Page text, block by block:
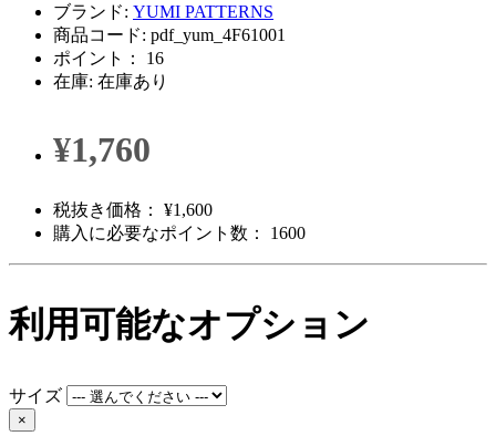
ブランド: YUMI PATTERNS
商品コード: pdf_yum_4F61001
ポイント： 16
在庫: 在庫あり
¥1,760
税抜き価格： ¥1,600
購入に必要なポイント数： 1600
利用可能なオプション
サイズ
×